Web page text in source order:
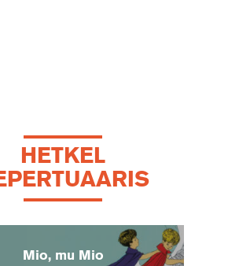
HETKEL
Mio, mu Mio